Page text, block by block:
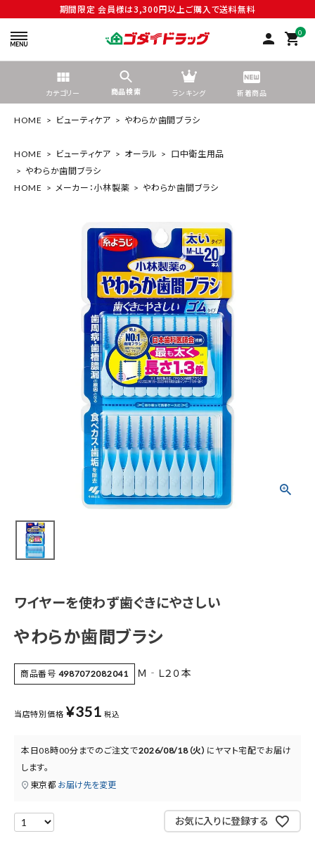
期間限定 会員様は3,300円以上ご購入で送料無料
person 0
shopping_cart
カテゴリー 商品検索 ランキング 新着商品
search
絞り込んで検索する
ACCOUNT MENU
ようこそ ゲスト 様
person 会員登録
雑貨
インフォメーション
医薬品に関する注意事項
プライバシーポリシー
特定商取引法について
HOME ビューティケア やわらか歯間ブラシ
HOME ビューティケア オーラル
口中衛生用品
やわらか歯間ブラシ
HOME
メーカー：小林製薬 やわらか歯間ブラシ
ワイヤーを使わず歯ぐきにやさしい
やわらか歯間ブラシ
商品番号 4987072082041 Ｍ‐Ｌ２０本
当店特別価格 ¥351 税込
本日08時00分 までのご注文で2026/08/18（火） に ヤマト宅配でお届け
します。
東京都 お届け先を変更
お気に入りに登録する